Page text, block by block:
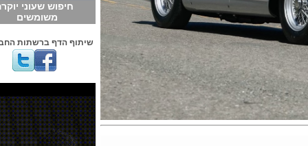
חיפוש שעוני יוקרה
משומשים
שיתוף הדף ברשתות החברתיות